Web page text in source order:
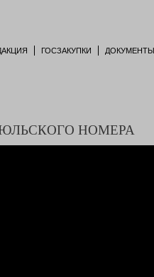
ГОСЗАКУПКИ ДОКУМЕНТЫ
НОМЕРА